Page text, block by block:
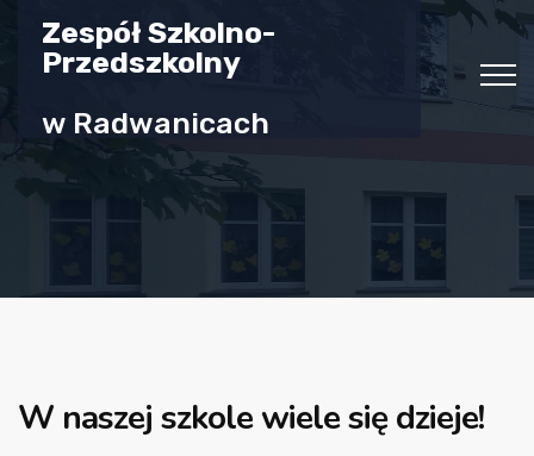
Zespół Szkolno-
Przedszkolny
w Radwanicach
W naszej szkole wiele się dzieje!